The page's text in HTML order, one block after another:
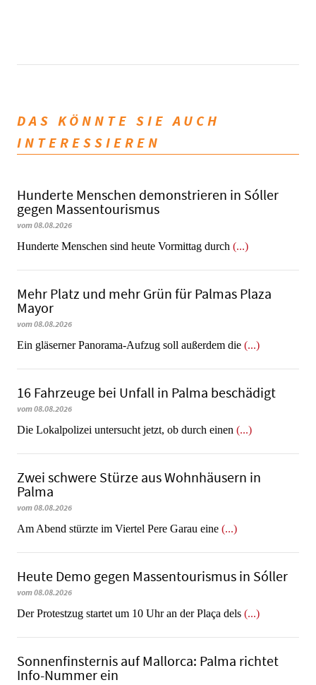
DAS KÖNNTE SIE AUCH
INTERESSIEREN
Hunderte Menschen demonstrieren in Sóller
gegen Massentourismus
vom 08.08.2026
Hunderte Menschen sind heute Vormittag durch (...)
Mehr Platz und mehr Grün für Palmas Plaza
Mayor
vom 08.08.2026
Ein gläserner Panorama-Aufzug soll außerdem die (...)
16 Fahrzeuge bei Unfall in Palma beschädigt
vom 08.08.2026
Die Lokalpolizei untersucht jetzt, ob durch einen (...)
Zwei schwere Stürze aus Wohnhäusern in
Palma
vom 08.08.2026
Am Abend stürzte im Viertel Pere Garau eine (...)
Heute Demo gegen Massentourismus in Sóller
vom 08.08.2026
Der Protestzug startet um 10 Uhr an der Plaça dels (...)
Sonnenfinsternis auf Mallorca: Palma richtet
Info-Nummer ein